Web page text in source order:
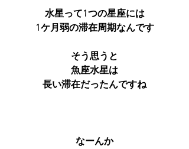
水星って1つの星座には
1ケ月弱の滞在周期なんです
そう思うと
魚座水星は
長い滞在だったんですね
なーんか